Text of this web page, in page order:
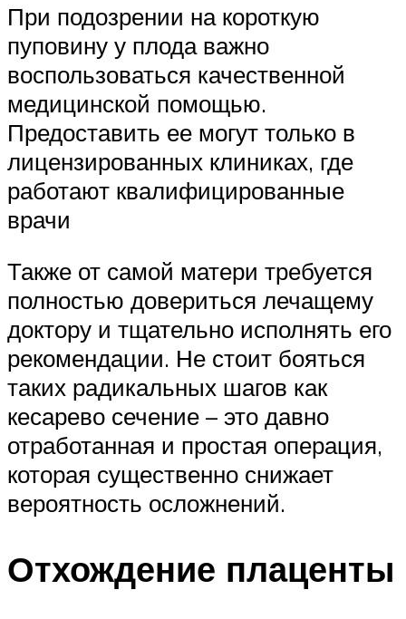
При подозрении на короткую
пуповину у плода важно
воспользоваться качественной
медицинской помощью.
Предоставить ее могут только в
лицензированных клиниках, где
работают квалифицированные
врачи
Также от самой матери требуется
полностью довериться лечащему
доктору и тщательно исполнять его
рекомендации. Не стоит бояться
таких радикальных шагов как
кесарево сечение – это давно
отработанная и простая операция,
которая существенно снижает
вероятность осложнений.
Отхождение плаценты